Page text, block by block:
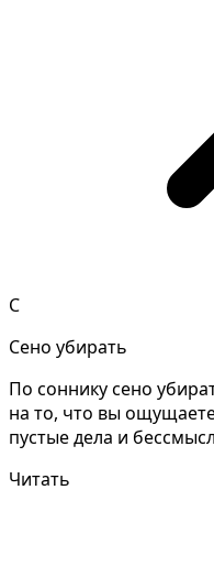
С
Сено убирать
По соннику сено
на то, что вы
пустые дела и
Читать